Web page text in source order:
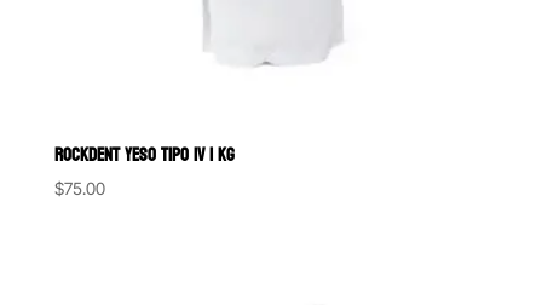
ROCKDENT YESO TIPO IV 1 KG
$75.00